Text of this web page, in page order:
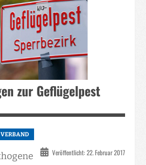
zur Geflügelpest
VERBAND
Veröffentlicht: 22. Februar 2017